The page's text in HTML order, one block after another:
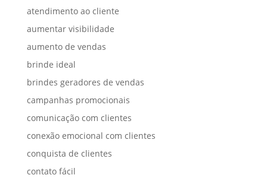
atendimento ao cliente
aumentar visibilidade
aumento de vendas
brinde ideal
brindes geradores de vendas
campanhas promocionais
comunicação com clientes
conexão emocional com clientes
conquista de clientes
contato fácil